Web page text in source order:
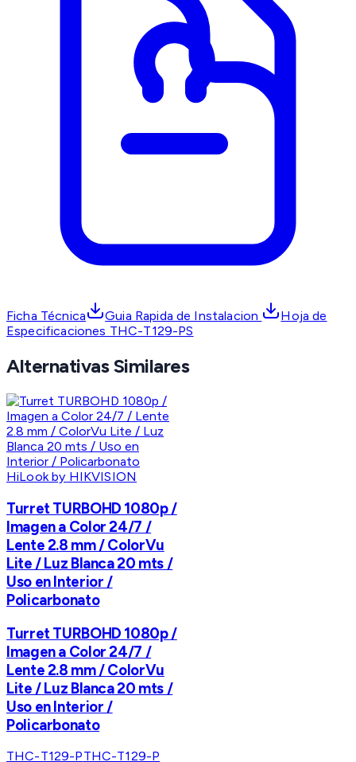
Ficha Técnica Guia Rapida de Instalacion
Hoja de
Especificaciones THC-T129-PS
Alternativas Similares
HiLook by HIKVISION
Turret TURBOHD 1080p /
Imagen a Color 24/7 /
Lente 2.8 mm / ColorVu
Lite / Luz Blanca 20 mts /
Uso en Interior /
Policarbonato
Turret TURBOHD 1080p /
Imagen a Color 24/7 /
Lente 2.8 mm / ColorVu
Lite / Luz Blanca 20 mts /
Uso en Interior /
Policarbonato
THC-T129-PTHC-T129-P